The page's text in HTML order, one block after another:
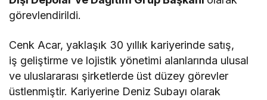
görevlendirildi.
Cenk Acar, yaklaşık 30 yıllık kariyerinde satış,
iş geliştirme ve lojistik yönetimi alanlarında ulusal
ve uluslararası şirketlerde üst düzey görevler
üstlenmiştir. Kariyerine Deniz Subayı olarak